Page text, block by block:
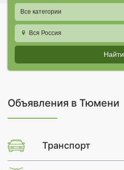
Все категории
Вся Россия
Найти
Объявления в Тюмени
Транспорт